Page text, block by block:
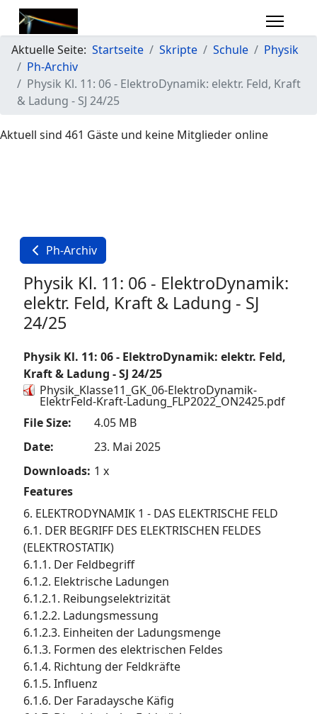
Aktuelle Seite: Startseite Skripte Schule
Physik
Ph-Archiv
Physik Kl. 11: 06 - ElektroDynamik: elektr. Feld, Kraft
& Ladung - SJ 24/25
Aktuell sind 461 Gäste und keine Mitglieder online
Ph-Archiv
Physik Kl. 11: 06 - ElektroDynamik:
elektr. Feld, Kraft & Ladung - SJ
24/25
Physik Kl. 11: 06 - ElektroDynamik: elektr. Feld,
Kraft & Ladung - SJ 24/25
Physik_Klasse11_GK_06-ElektroDynamik-
ElektrFeld-Kraft-Ladung_FLP2022_ON2425.pdf
File Size:
4.05 MB
Date:
23. Mai 2025
Downloads: 1 x
Features
6. ELEKTRODYNAMIK 1 - DAS ELEKTRISCHE FELD
6.1. DER BEGRIFF DES ELEKTRISCHEN FELDES
(ELEKTROSTATIK)
6.1.1. Der Feldbegriff
6.1.2. Elektrische Ladungen
6.1.2.1. Reibungselektrizität
6.1.2.2. Ladungsmessung
6.1.2.3. Einheiten der Ladungsmenge
6.1.3. Formen des elektrischen Feldes
6.1.4. Richtung der Feldkräfte
6.1.5. Influenz
6.1.6. Der Faradaysche Käfig